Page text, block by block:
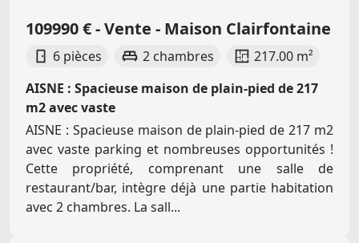
109990 € - Vente - Maison Clairfontaine
6 pièces 2 chambres
217.00 m²
AISNE : Spacieuse maison de plain-pied de 217
m2 avec vaste
AISNE : Spacieuse maison de plain-pied de 217 m2
avec vaste parking et nombreuses opportunités !
Cette propriété, comprenant une salle de
restaurant/bar, intègre déjà une partie habitation
avec 2 chambres. La sall...